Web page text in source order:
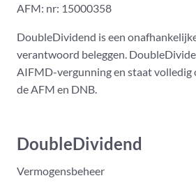
AFM: nr: 15000358
DoubleDividend is een
verantwoord beleggen.
AIFMD-vergunning en staat volledig
de AFM en DNB.
DoubleDividend
Vermogensbeheer